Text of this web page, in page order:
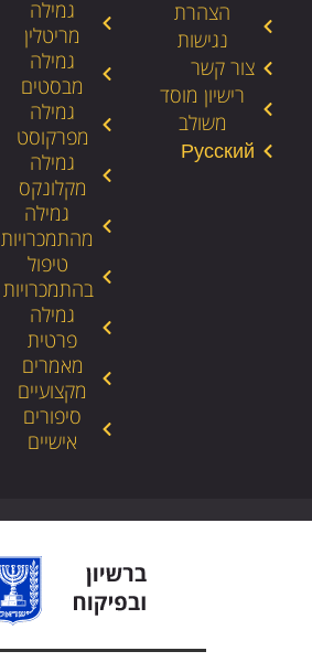
הצהרת
נגישות
צור קשר
רישיון מוסד
משולב
גמילה
מריטלין
גמילה
מבסטים
גמילה
מפרקוסט
גמילה
מקלונקס
גמילה
מהתמכרויות
טיפול
בהתמכרויות
גמילה
פרטית
מאמרים
מקצועיים
סיפורים
אישיים